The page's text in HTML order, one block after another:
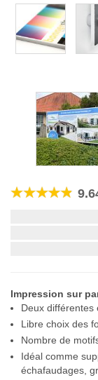
to
Impression sur
Deux différentes
Libre choix des
Nombre de
Idéal comme
échafaudages,